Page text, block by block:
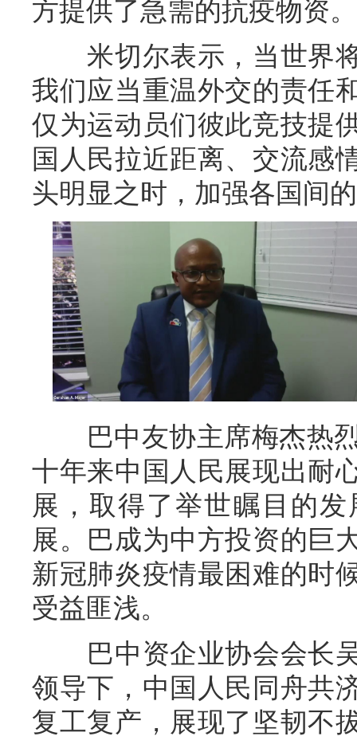
方提供了急需的抗疫物资。
米切尔表示，当世界将
我们应当重温外交的责任
仅为运动员们彼此竞技提
国人民拉近距离、交流感
头明显之时，加强各国间
巴中友协主席梅杰热烈
十年来中国人民展现出耐
展，取得了举世瞩目的
展。巴成为中方投资的巨
新冠肺炎疫情最困难的时
受益匪浅。
巴中资企业协会会长吴
领导下，中国人民同舟共
复工复产，展现了坚韧不